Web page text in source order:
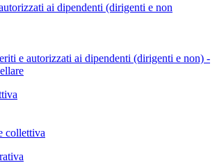
ai dipendenti (dirigenti e non
e autorizzati ai dipendenti (dirigenti e non) -
collettiva